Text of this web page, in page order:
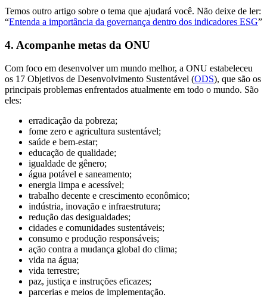
Temos outro artigo sobre o tema que ajudará você. Não deixe de ler:
“Entenda a importância da governança dentro dos indicadores ESG”
4. Acompanhe metas da ONU
Com foco em desenvolver um mundo melhor, a ONU estabeleceu
os 17 Objetivos de Desenvolvimento Sustentável (ODS), que são os
principais problemas enfrentados atualmente em todo o mundo. São
eles:
erradicação da pobreza;
fome zero e agricultura sustentável;
saúde e bem-estar;
educação de qualidade;
igualdade de gênero;
água potável e saneamento;
energia limpa e acessível;
trabalho decente e crescimento econômico;
indústria, inovação e infraestrutura;
redução das desigualdades;
cidades e comunidades sustentáveis;
consumo e produção responsáveis;
ação contra a mudança global do clima;
vida na água;
vida terrestre;
paz, justiça e instruções eficazes;
parcerias e meios de implementação.